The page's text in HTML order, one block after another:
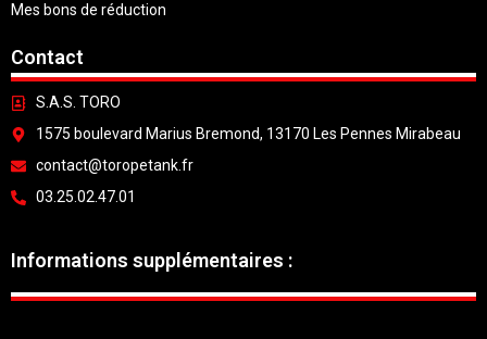
Mes bons de réduction
Contact
S.A.S. TORO
1575 boulevard Marius Bremond, 13170 Les Pennes Mirabeau
contact@toropetank.fr
03.25.02.47.01
Informations supplémentaires :